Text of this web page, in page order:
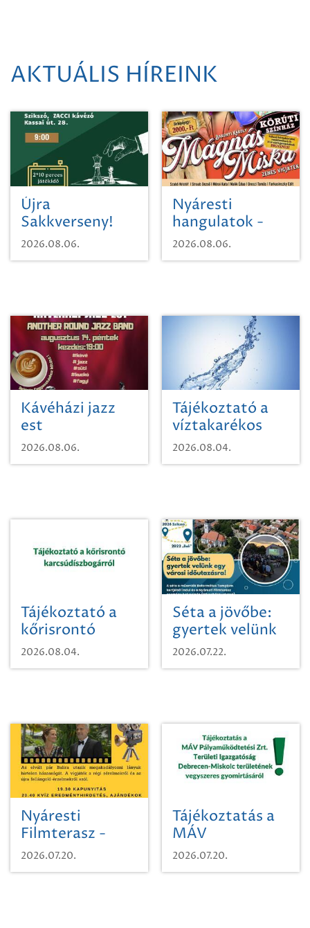
AKTUÁLIS HÍREINK
Újra
Sakkverseny!
2026.08.06.
Nyáresti
hangulatok -
Mágnás Miska
2026.08.06.
Kávéházi jazz
est
2026.08.06.
Tájékoztató a
víztakarékos
vízhasználatról
2026.08.04.
Tájékoztató a
kőrisrontó
karcsúdíszbogárról
2026.08.04.
Séta a jövőbe:
gyertek velünk
egy városi
időutazásra!
2026.07.22.
Nyáresti
Filmterasz -
Beugró a
Paradicsomba
2026.07.20.
Tájékoztatás a
MÁV
Pályaműködtetési
Zrt. Területi
2026.07.20.